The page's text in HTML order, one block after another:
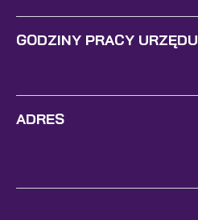
GODZINY PRACY URZĘDU
ADRES